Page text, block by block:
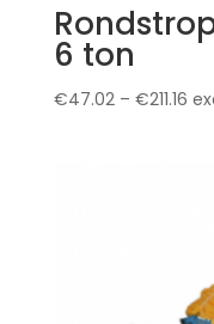
6 ton
€47.02– €211.16